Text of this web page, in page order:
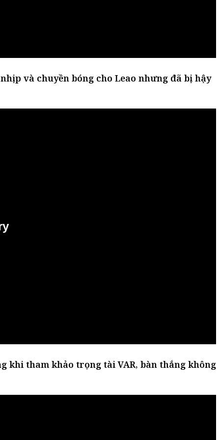
và chuyền bóng cho Leao nhưng đã bị hậy
khi tham khảo trọng tài VAR, bàn thắng không